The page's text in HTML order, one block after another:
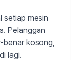
setiap mesin
Pelanggan
benar kosong,
lagi.